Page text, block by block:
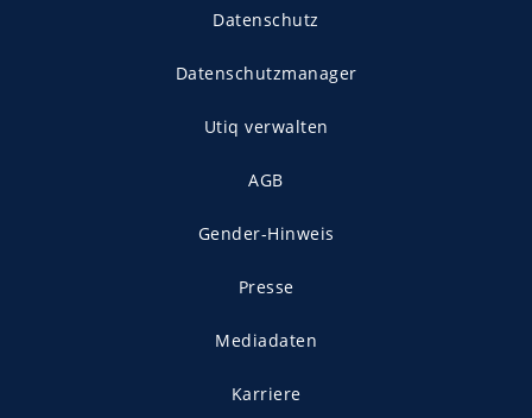
Datenschutz
Datenschutzmanager
Utiq verwalten
AGB
Gender-Hinweis
Presse
Mediadaten
Karriere